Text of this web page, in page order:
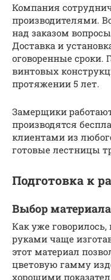
Компания
производителями.
над заказом
Доставка и
оговоренные сроки.
винтовых
протяжении 5 лет.
Замерщики
производятся
клиентами из
готовые лестницы
Подготовка к
Выбор
Как уже
руками чаще
этот материал
цветовую гамму
хорошими